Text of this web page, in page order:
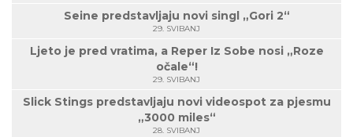
Seine predstavljaju novi singl „Gori 2“
29. SVIBANJ
Ljeto je pred vratima, a Reper Iz Sobe nosi „Roze
očale“!
29. SVIBANJ
Slick Stings predstavljaju novi videospot za pjesmu
„3000 miles“
28. SVIBANJ